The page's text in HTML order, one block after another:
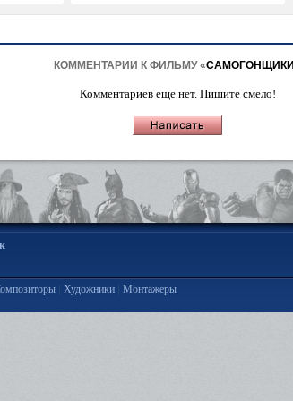
КОММЕНТАРИИ К ФИЛЬМУ «
Комментариев еще нет. Пишите смело!
| Художники| Монтажеры